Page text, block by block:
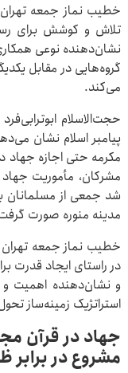
خطیب نماز جمعه
تلاش و کوشش برای
نشان‌دهنده نوعی
گروه‌هایی در مقابل
می‌کند.
حجت‌الاسلام
مکرمه حتی اجازه جهاد
مشرکان، مأموریت
شد جمعی از
مدینه منوره صورت
خطیب نماز جمعه
در راستای ایجاد قدرت
و نشان‌دهنده اهمیت و
استراتژیک زمینه‌ساز
جهاد در قرآن
مشروع در برابر